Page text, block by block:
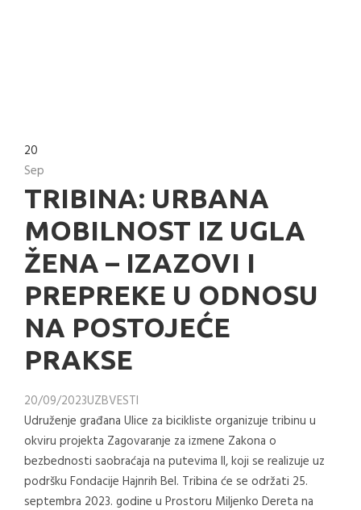
20
Sep
TRIBINA: URBANA
MOBILNOST IZ UGLA
ŽENA – IZAZOVI I
PREPREKE U ODNOSU
NA POSTOJEĆE
PRAKSE
20/09/2023UZBVESTI
Udruženje građana Ulice za bicikliste organizuje tribinu u
okviru projekta Zagovaranje za izmene Zakona o
bezbednosti saobraćaja na putevima II, koji se realizuje uz
podršku Fondacije Hajnrih Bel. Tribina će se održati 25.
septembra 2023. godine u Prostoru Miljenko Dereta na